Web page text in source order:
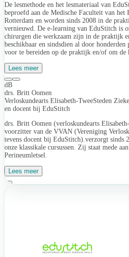
De lesmethode en het lesmateriaal van
beproefd aan de Medische Faculteit van het
Rotterdam en worden sinds 2008 in de
vernieuwd. De e-learning van EduStitch is
chirurgen die werkzaam zijn in de praktijk
beschikbaar en sindsdien al door
voor te bereiden op de praktijk en/of om de
Lees meer
dB
drs. Britt Oomen
Verloskundearts Elisabeth-TweeSteden
en docent bij EduStitch
drs. Britt Oomen (verloskundearts
voorzitter van de VVAN (Vereniging
tevens docent bij EduStitch).verzorgt sinds
onze klassikale cursussen. Zij staat mede
Perineumletsel.
Lees meer